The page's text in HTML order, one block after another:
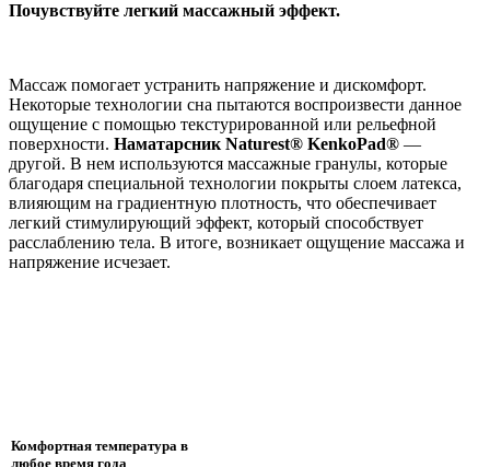
Почувствуйте легкий массажный эффект.
Массаж помогает устранить напряжение и дискомфорт.
Некоторые технологии сна пытаются воспроизвести данное
ощущение с помощью текстурированной или рельефной
поверхности. Наматарсник Naturest® KenkoPad® —
другой. В нем используются массажные гранулы, которые
благодаря специальной технологии покрыты слоем латекса,
влияющим на градиентную плотность, что обеспечивает
легкий стимулирующий эффект, который способствует
расслаблению тела. В итоге, возникает ощущение массажа и
напряжение исчезает.
Комфортная температура в
любое время года